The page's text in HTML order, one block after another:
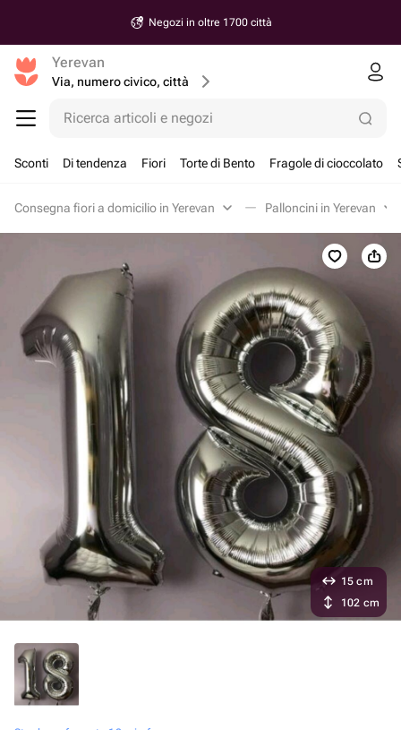
Negozi in oltre 1700 città
Yerevan
Via, numero civico, città
Ricerca articoli e negozi
Sconti Di tendenza Fiori Torte di Bento Fragole di cioccolato
Consegna fiori a domicilio in Yerevan Palloncini in Yerevan
15 cm
102 cm